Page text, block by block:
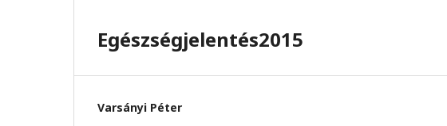
Egészségjelentés2015
Varsányi Péter